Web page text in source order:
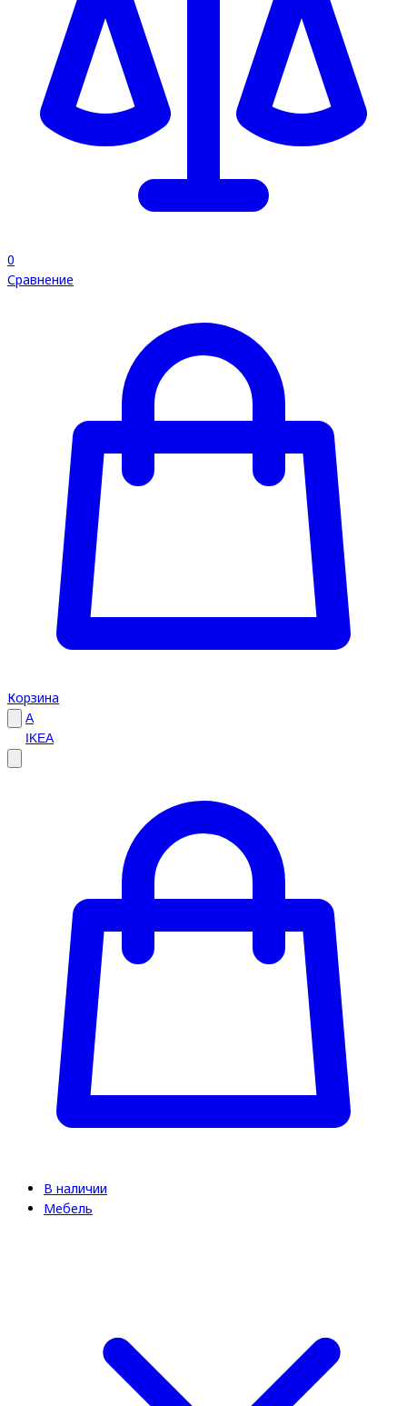
0
Сравнение
Корзина
A
IKEA
В наличии
Мебель